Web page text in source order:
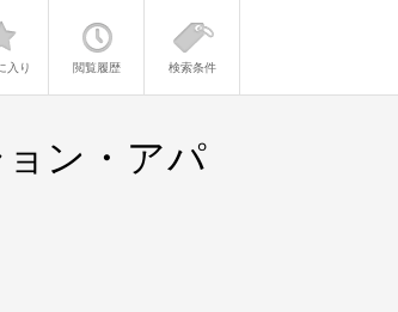
入り 閲覧履歴 検索条件
ン・アパ